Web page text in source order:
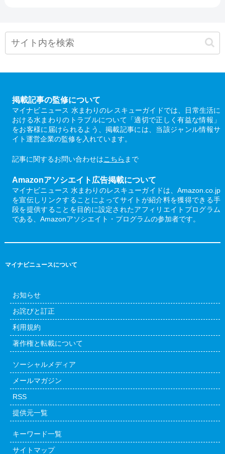
掲載記事の監修について
マイナビニュース 水まわりのレスキューガイドでは、日常生活に
おける水まわりのトラブルについて「適切で正しく有益な情報」
をお客様に届けられるよう、掲載記事には、当該ジャンル情報サ
イト運営企業の監修を入れています。
記事に関するお問い合わせはこちら まで
Amazonアソシエイト広告掲載について
マイナビニュース 水まわりのレスキューガイドは、Amazon.co.jp
を宣伝しリンクすることによってサイトが紹介料を獲得できる手
段を提供することを目的に設定されたアフィリエイトプログラム
である、Amazonアソシエイト・プログラムの参加者です。
マイナビニュースについて
お知らせ
お詫びと訂正
利用規約
著作権と転載について
ソーシャルメディア
メールマガジン
RSS
提供元一覧
キーワード一覧
サイトマップ